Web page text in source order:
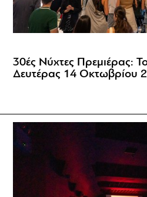
30ές Νύχτες Πρεμιέρας:
Δευτέρας 14 Οκτωβρίου